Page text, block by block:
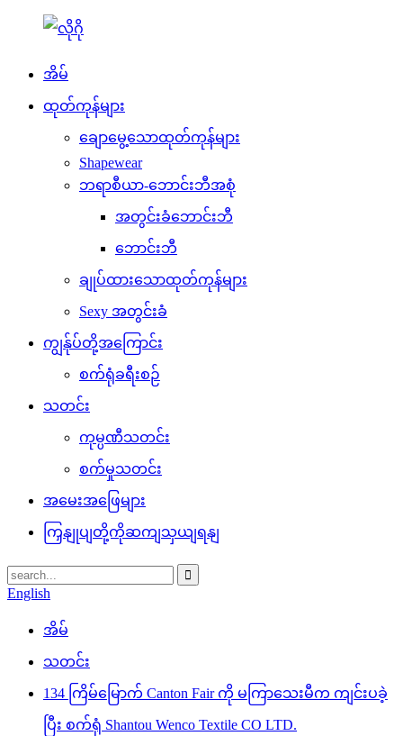
အိမ်
ထုတ်ကုန်များ
ချောမွေ့သောထုတ်ကုန်များ
Shapewear
ဘရာစီယာ-ဘောင်းဘီအစုံ
အတွင်းခံဘောင်းဘီ
ဘောင်းဘီ
ချုပ်ထားသောထုတ်ကုန်များ
Sexy အတွင်းခံ
ကျွန်ုပ်တို့အကြောင်း
စက်ရုံခရီးစဉ်
သတင်း
ကုမ္ပဏီသတင်း
စက်မှုသတင်း
အမေးအဖြေများ
ကြှနျုပျတို့ကိုဆကျသှယျရနျ
English
အိမ်
သတင်း
134 ကြိမ်မြောက် Canton Fair ကို မကြာသေးမီက ကျင်းပခဲ့
ပြီး စက်ရုံ Shantou Wenco Textile CO LTD.